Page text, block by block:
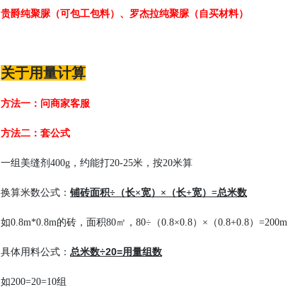
贵爵纯聚脲（可包工包料）、罗杰拉纯聚脲（自买材料）
关于用量计算
方法一：问商家客服
方法二：套公式
一组美缝剂400g，约能打20-25米，按20米算
换算米数公式： 铺砖面积÷（长×宽）×（长+宽）=总米数
如0.8m*0.8m的砖，面积80㎡，80÷（0.8×0.8）×（0.8+0.8）=200m
具体用料公式： 总米数÷20=用量组数
如200=20=10组